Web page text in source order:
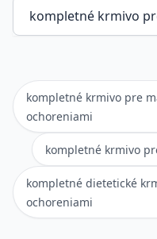
kompletné krmivo pre
ochoreniami
kompletné krmivo
kompletné dietetické
ochoreniami